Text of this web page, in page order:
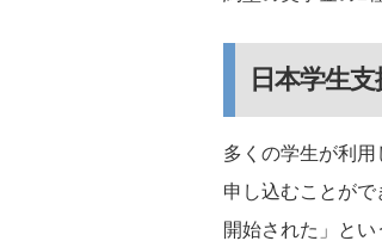
日本学生
多くの学生が利
申し込むことが
開始された」と